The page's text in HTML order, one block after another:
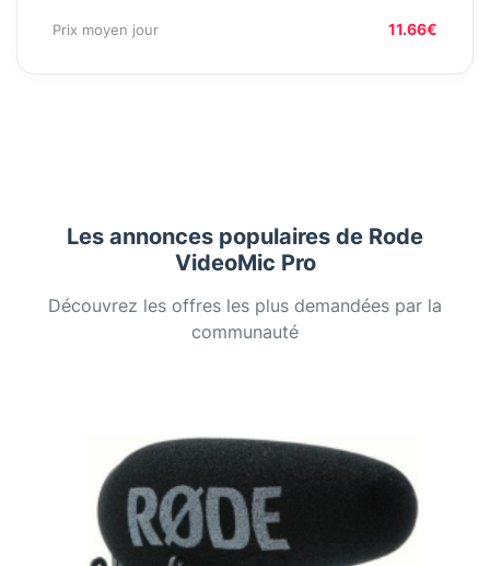
Prix moyen jour 11.66€
Les annonces populaires de Rode
VideoMic Pro
Découvrez les offres les plus demandées par la
communauté